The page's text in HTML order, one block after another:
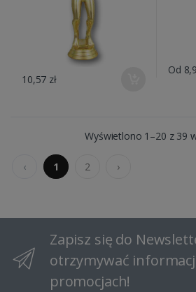
10,57 zł
Od
Wyświetlono 1–20 z 39
‹ 1 2 ›
Zapisz się do
otrzymywać
promocjach!